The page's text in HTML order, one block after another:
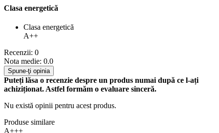
Clasa energetică
Clasa energetică
A++
Recenzii: 0
Nota medie: 0.0
Spune-ţi opinia
Puteți lăsa o recenzie despre un produs numai după ce l-ați
achiziționat. Astfel formăm o evaluare sinceră.
Nu există opinii pentru acest produs.
Produse similare
A+++